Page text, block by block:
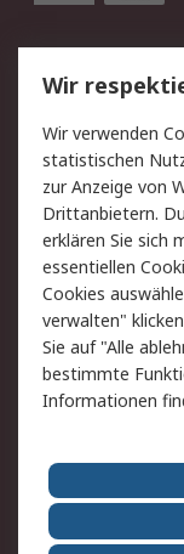
Service
Value Added
Hilfe
Rechtliches
AGB
Cookie-
Copyright/
Karriere bei RS
Wir
Wir verwenden
statistischen
zur Anzeige von
Drittanbietern.
erklären Sie sich
essentiellen
Cookies
verwalten"
Sie auf "Alle
bestimmte
Informationen